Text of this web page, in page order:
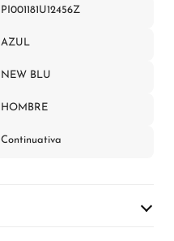
PI001181U12456Z
AZUL
NEW BLU
HOMBRE
Continuativa